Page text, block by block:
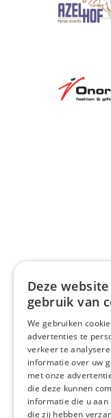
Afbeelding
Deze
gebruik van
We gebruiken
advertenties te
verkeer te
informatie over uw
met onze
die deze kunnen
informatie die u
die zij hebben